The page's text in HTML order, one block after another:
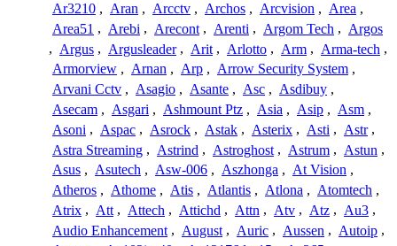
Ar3210 , Aran , Arcctv , Archos , Arcvision , Area ,
Area51 , Arebi , Arecont , Arenti , Argom Tech , Argos
, Argus , Argusleader , Arit , Arlotto , Arm , Arma-tech ,
Armorview , Arnan , Arp , Arrow Security System ,
Arvani Cctv , Asagio , Asante , Asc , Asdibuy ,
Asecam , Asgari , Ashmount Ptz , Asia , Asip , Asm ,
Asoni , Aspac , Asrock , Astak , Asterix , Asti , Astr ,
Astra Streaming , Astrind , Astroghost , Astrum , Astun ,
Asus , Asutech , Asw-006 , Aszhonga , At Vision ,
Atheros , Athome , Atis , Atlantis , Atlona , Atomtech ,
Atrix , Att , Attech , Attichd , Attn , Atv , Atz , Au3 ,
Audio Enhancement , August , Auric , Aussen , Autoip ,